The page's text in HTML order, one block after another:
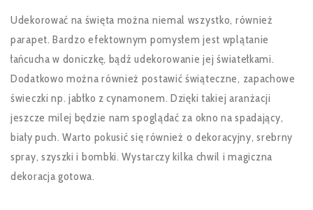
Udekorować na święta można niemal wszystko, również
parapet. Bardzo efektownym pomysłem jest wplątanie
łańcucha w doniczkę, bądź udekorowanie jej światełkami.
Dodatkowo można również postawić świąteczne, zapachowe
świeczki np. jabłko z cynamonem. Dzięki takiej aranżacji
jeszcze milej będzie nam spoglądać za okno na spadający,
biały puch. Warto pokusić się również o dekoracyjny, srebrny
spray, szyszki i bombki. Wystarczy kilka chwil i magiczna
dekoracja gotowa.